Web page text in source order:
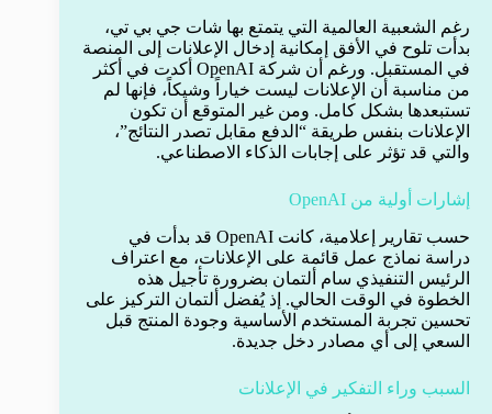
رغم الشعبية العالمية التي يتمتع بها شات جي بي تي،
بدأت تلوح في الأفق إمكانية إدخال الإعلانات إلى المنصة
في المستقبل. ورغم أن شركة OpenAI أكدت في أكثر
من مناسبة أن الإعلانات ليست خياراً وشيكاً، فإنها لم
تستبعدها بشكل كامل. ومن غير المتوقع أن تكون
الإعلانات بنفس طريقة “الدفع مقابل تصدر النتائج”،
والتي قد تؤثر على إجابات الذكاء الاصطناعي.
إشارات أولية من OpenAI
حسب تقارير إعلامية، كانت OpenAI قد بدأت في
دراسة نماذج عمل قائمة على الإعلانات، مع اعتراف
الرئيس التنفيذي سام ألتمان بضرورة تأجيل هذه
الخطوة في الوقت الحالي. إذ يُفضل ألتمان التركيز على
تحسين تجربة المستخدم الأساسية وجودة المنتج قبل
السعي إلى أي مصادر دخل جديدة.
السبب وراء التفكير في الإعلانات